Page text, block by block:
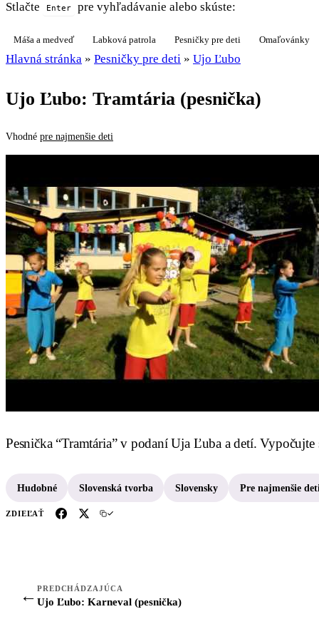
Stlačte Enter pre vyhľadávanie alebo skúste:
Máša a medveď Labková patrola Pesničky pre deti Omaľovánky
Hlavná stránka » Pesničky pre deti » Ujo Ľubo
Ujo Ľubo: Tramtária (pesnička)
Vhodné pre najmenšie deti
Pesnička “Tramtária” v podaní Uja Ľuba a detí.
Hudobné Slovenská tvorba Slovensky Pre najmenšie
ZDIEĽAŤ
← PREDCHÁDZAJÚCA
Ujo Ľubo: Karneval (pesnička)